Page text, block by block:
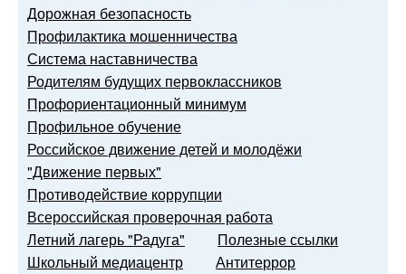
Дорожная безопасность
Профилактика мошенничества
Система наставничества
Родителям будущих первоклассников
Профориентационный минимум
Профильное обучение
Российское движение детей и молодёжи
"Движение первых"
Противодействие коррупции
Всероссийская проверочная работа
Летний лагерь "Радуга"
Полезные ссылки
Школьный медиацентр
Антитеррор